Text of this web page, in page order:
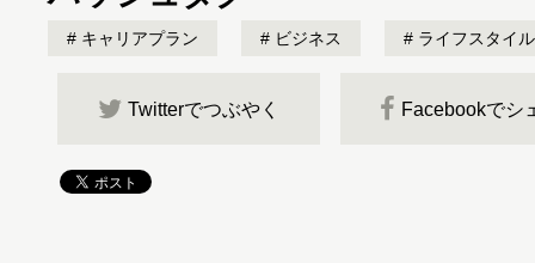
キャリアプラン ビジネス ライフスタイル
Twitterでつぶやく Facebookでシ